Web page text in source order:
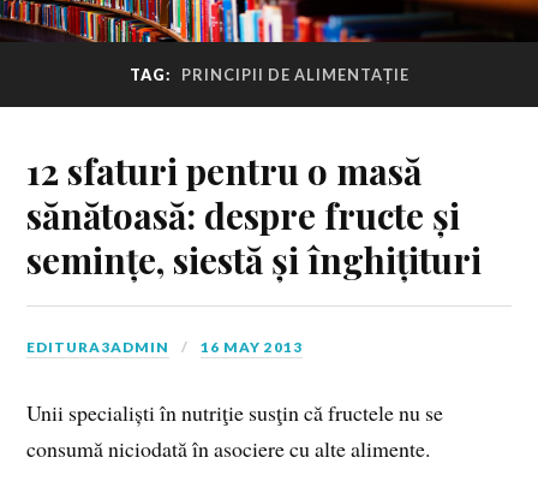
TAG: PRINCIPII DE ALIMENTAȚIE
12 sfaturi pentru o masă
sănătoasă: despre fructe și
semințe, siestă și înghițituri
EDITURA3ADMIN 16 MAY 2013
Unii specialiști în nutriţie susţin că fructele nu se
consumă niciodată în asociere cu alte alimente.